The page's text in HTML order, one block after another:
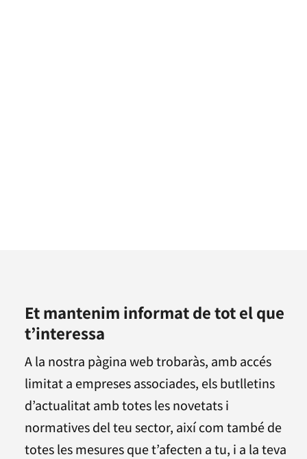
Et mantenim informat de tot el que
t’interessa
A la nostra pàgina web trobaràs, amb accés
limitat a empreses associades, els butlletins
d’actualitat amb totes les novetats i
normatives del teu sector, així com també de
totes les mesures que t’afecten a tu, i a la teva